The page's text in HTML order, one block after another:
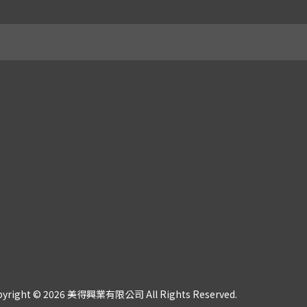
© 2026 美得興業有限公司 All Rights Reserved.